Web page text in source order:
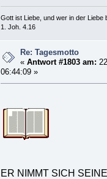
Gott ist Liebe, und wer in der Liebe
1. Joh. 4.16
Re: Tagesmotto
«Antwort #1803 am:
06:44:09 »
ER NIMMT SICH